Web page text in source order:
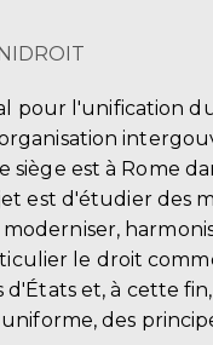
pour l'unification
est à Rome
est d'étudier des
le droit
et, à cette
des